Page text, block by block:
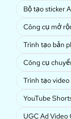
Bộ tạo sticker
Công cụ mở
Trình tạo bản
Công cụ
Trình tạo
YouTube
UGC Ad